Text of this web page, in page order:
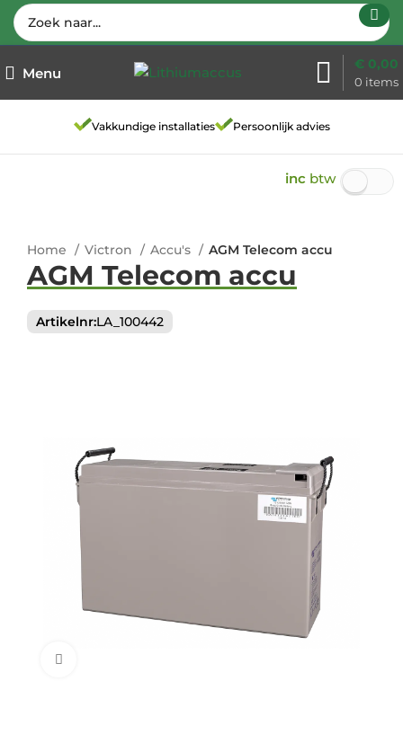
Menu
0 items
€ 0,00
Vakkundige installaties Persoonlijk advies
inc btw
Home Victron Accu's AGM Telecom accu
AGM Telecom accu
Artikelnr:LA_100442
Bel ons.